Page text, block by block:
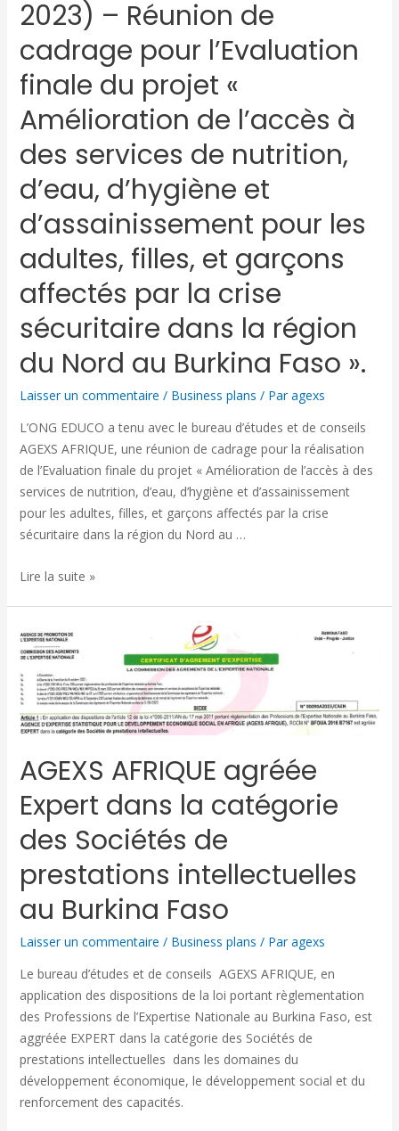
2023) – Réunion de
cadrage pour l’Evaluation
finale du projet «
Amélioration de l’accès à
des services de nutrition,
d’eau, d’hygiène et
d’assainissement pour les
adultes, filles, et garçons
affectés par la crise
sécuritaire dans la région
du Nord au Burkina Faso ».
Laisser un commentaire / Business plans / Paragexs
L’ONG EDUCO a tenu avec le bureau d’études et de conseils
AGEXS AFRIQUE, une réunion de cadrage pour la réalisation
de l’Evaluation finale du projet « Amélioration de l’accès à des
services de nutrition, d’eau, d’hygiène et d’assainissement
pour les adultes, filles, et garçons affectés par la crise
sécuritaire dans la région du Nord au …
Lire la suite »
AGEXS AFRIQUE agréée
Expert dans la catégorie
des Sociétés de
prestations intellectuelles
au Burkina Faso
Laisser un commentaire / Business plans / Paragexs
Le bureau d’études et de conseils AGEXS AFRIQUE, en
application des dispositions de la loi portant règlementation
des Professions de l’Expertise Nationale au Burkina Faso, est
aggréée EXPERT dans la catégorie des Sociétés de
prestations intellectuelles dans les domaines du
développement économique, le développement social et du
renforcement des capacités.